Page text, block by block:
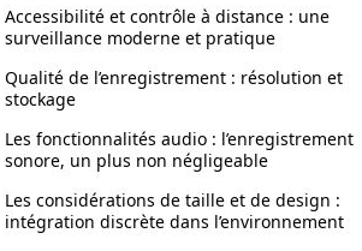
Accessibilité et contrôle à distance : une
surveillance moderne et pratique
Qualité de l’enregistrement : résolution et
stockage
Les fonctionnalités audio : l’enregistrement
sonore, un plus non négligeable
Les considérations de taille et de design :
intégration discrète dans l’environnement